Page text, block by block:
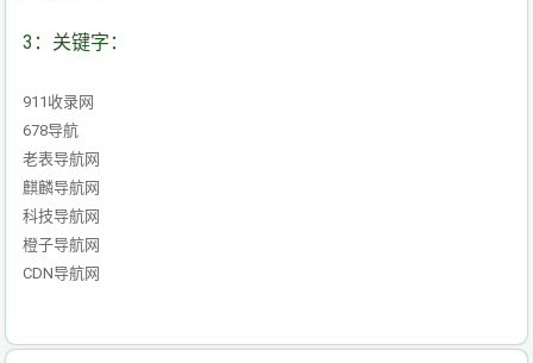
3：关键字：
911收录网
678导航
老表导航网
麒麟导航网
科技导航网
橙子导航网
CDN导航网